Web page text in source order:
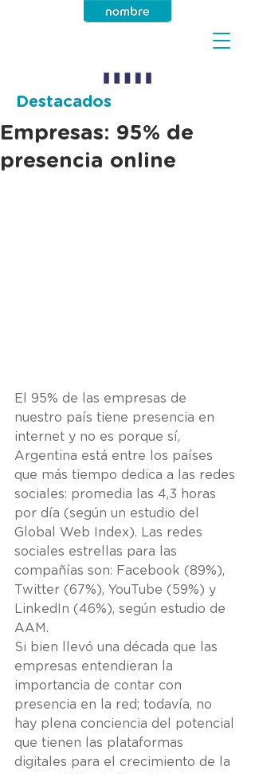
Destacados
Empresas: 95% de
presencia online
El 95% de las empresas de
nuestro país tiene presencia en
internet y no es porque sí,
Argentina está entre los países
que más tiempo dedica a las redes
sociales: promedia las 4,3 horas
por día (según un estudio del
Global Web Index). Las redes
sociales estrellas para las
compañías son: Facebook (89%),
Twitter (67%), YouTube (59%) y
LinkedIn (46%), según estudio de
AAM.
Si bien llevó una década que las
empresas entendieran la
importancia de contar con
presencia en la red; todavía, no
hay plena conciencia del potencial
que tienen las plataformas
digitales para el crecimiento de la